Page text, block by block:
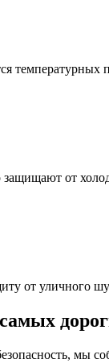
температурных
от
от уличного
мы